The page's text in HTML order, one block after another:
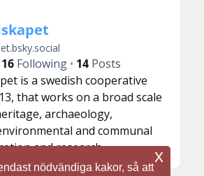
16Following 14Posts
is a swedish cooperative
that works on a broad scale
archaeology,
and communal
and research.
nödvändiga kakor, så att
x